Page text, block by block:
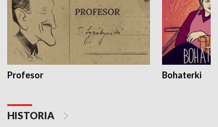
Profesor Bohaterki
HISTORIA